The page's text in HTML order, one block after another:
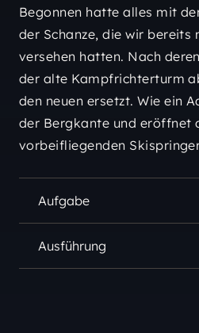
Begonnen hatte alles mit
der Schanze, die wir bereits
versehen hatten. Nach
der alte Kampfrichterturm
den neuen ersetzt. Wie ein
der Bergkante und eröffnet
vorbeifliegenden
Aufgabe
Ausführung